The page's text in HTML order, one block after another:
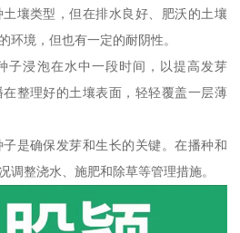
壤类型，但在排水良好、肥沃的土壤
环境，但也有一定的耐阴性。
子浸泡在水中一段时间，以提高发芽
整理好的土壤表面，轻轻覆盖一层薄
是确保发芽和生长的关键。在播种和
调整浇水、施肥和除草等管理措施。